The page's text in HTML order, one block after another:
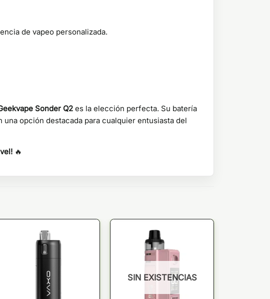
de vapeo personalizada.
Sonder Q2 es la elección perfecta. Su batería
opción destacada para cualquier entusiasta del
🔥
SIN EXISTENCIAS